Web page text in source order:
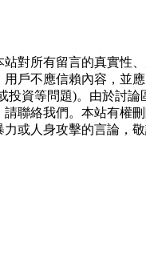
對所有留言的真實性
戶不應信賴內容，並
投資等問題)。由於討
聯絡我們。本站有權
或人身攻擊的言論，